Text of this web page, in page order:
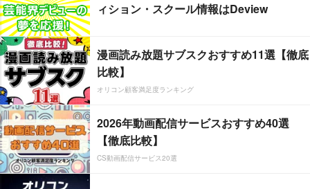
ィション・スクール情報はDeview
漫画読み放題サブスクおすすめ11選【徹底
比較】
オリコン顧客満足度ランキング
2026年動画配信サービスおすすめ40選
【徹底比較】
CS動画配信サービス20選